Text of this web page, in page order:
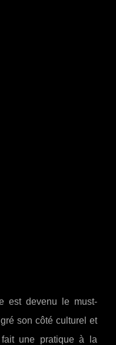
est devenu le must-
son côté culturel et
une pratique à la